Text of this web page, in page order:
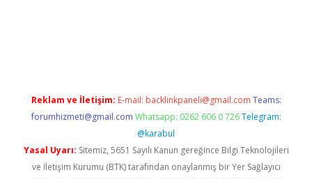
Reklam ve İletişim: E-mail: backlinkpaneli@gmail.com Teams:
forumhizmeti@gmail.com Whatsapp: 0262 606 0 726 Telegram:
@karabul
Yasal Uyarı: Sitemiz, 5651 Sayılı Kanun gereğince Bilgi Teknolojileri
ve İletişim Kurumu (BTK) tarafından onaylanmış bir Yer Sağlayıcı